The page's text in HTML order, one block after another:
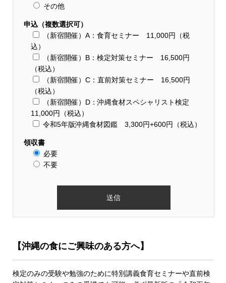
その他
申込（複数選択可）
（新宿開催）A：食育セミナー 11,000円（税
込）
（新宿開催）B：検定対策セミナー 16,500円
（税込）
（新宿開催）C：直前対策セミナー 16,500円
（税込）
（新宿開催）D：沖縄食材スペシャリスト検定
11,000円（税込）
令和5年版沖縄食材図鑑 3,300円+600円（税込）
領収書
必要
不要
【沖縄の食にご興味のある方へ】
検定のみの受験や勉強のために特別講義食育セミナーや直前検